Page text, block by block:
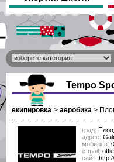
Tempo
екипировка > аеробика >
град:
адрес:
мобилен:
е-mail:
сайт: